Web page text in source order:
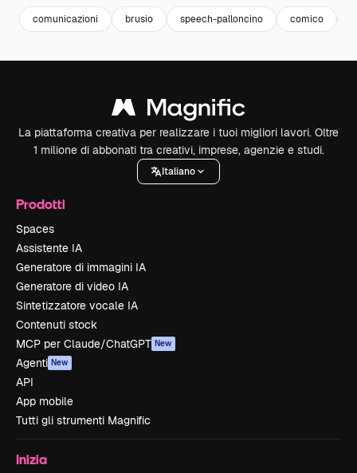
comunicazioni brusio speech-palloncino comico
La piattaforma creativa per realizzare i tuoi migliori lavori. Oltre
1 milione di abbonati tra creativi, imprese, agenzie e studi.
Italiano
Prodotti
Spaces
Assistente IA
Generatore di immagini IA
Generatore di video IA
Sintetizzatore vocale IA
Contenuti stock
MCP per Claude/ChatGPT New
Agenti New
API
App mobile
Tutti gli strumenti Magnific
Inizia